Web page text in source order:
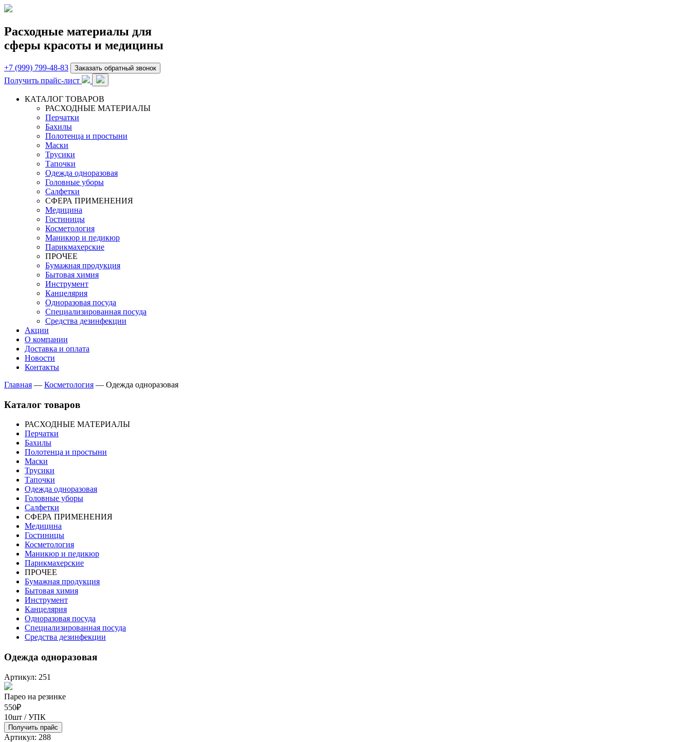
Расходные материалы для
сферы красоты и медицины
+7 (999) 799-48-83 Заказать обратный звонок
Получить прайс-лист
КАТАЛОГ ТОВАРОВ
РАСХОДНЫЕ МАТЕРИАЛЫ
Перчатки
Бахилы
Полотенца и простыни
Маски
Трусики
Тапочки
Одежда одноразовая
Головные уборы
Салфетки
СФЕРА ПРИМЕНЕНИЯ
Медицина
Гостиницы
Косметология
Маникюр и педикюр
Парикмахерские
ПРОЧЕЕ
Бумажная продукция
Бытовая химия
Инструмент
Канцелярия
Одноразовая посуда
Специализированная посуда
Средства дезинфекции
Акции
О компании
Доставка и оплата
Новости
Контакты
Главная — Косметология — Одежда одноразовая
Каталог товаров
РАСХОДНЫЕ МАТЕРИАЛЫ
Перчатки
Бахилы
Полотенца и простыни
Маски
Трусики
Тапочки
Одежда одноразовая
Головные уборы
Салфетки
СФЕРА ПРИМЕНЕНИЯ
Медицина
Гостиницы
Косметология
Маникюр и педикюр
Парикмахерские
ПРОЧЕЕ
Бумажная продукция
Бытовая химия
Инструмент
Канцелярия
Одноразовая посуда
Специализированная посуда
Средства дезинфекции
Одежда одноразовая
Артикул: 251
Парео на резинке
550₽
10шт / УПК
Получить прайс
Артикул: 288